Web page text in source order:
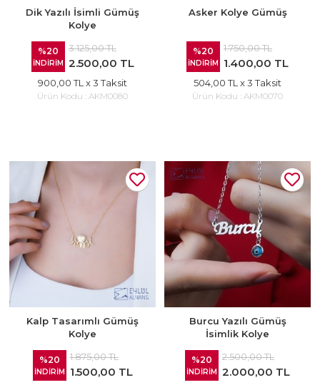
Dik Yazılı İsimli Gümüş
Kolye
%20
İNDİRİM
3.125,00 TL
2.500,00 TL
900,00 TL x 3 Taksit
Ürün Kodu : AKM0080
Asker Kolye Gümüş
%20
İNDİRİM
1.750,00 TL
1.400,00 TL
504,00 TL x 3 Taksit
Ürün Kodu : AKM0070
Kalp Tasarımlı Gümüş
Kolye
%20
İNDİRİM
1.875,00 TL
1.500,00 TL
Burcu Yazılı Gümüş
İsimlik Kolye
%20
İNDİRİM
2.500,00 TL
2.000,00 TL